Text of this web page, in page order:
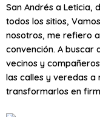
San Andrés a Leticia,
todos los sitios,
nosotros, me refiero
convención. A buscar
vecinos y
las calles y veredas
transformarlos en